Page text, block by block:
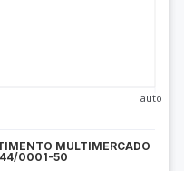
auto
MULTIMERCADO
0001-50